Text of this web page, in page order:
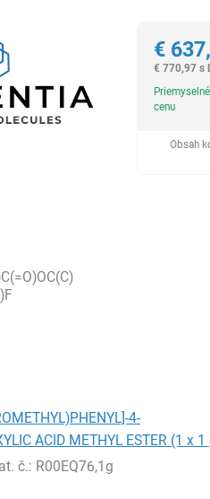
€
€
cenu
Obsah
4-
ACID METHYL ESTER (1 x 1
č.: R00EQ76,1g